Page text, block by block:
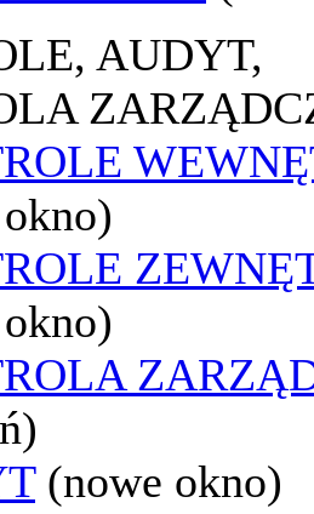
AUDYT,
(nowe okno)